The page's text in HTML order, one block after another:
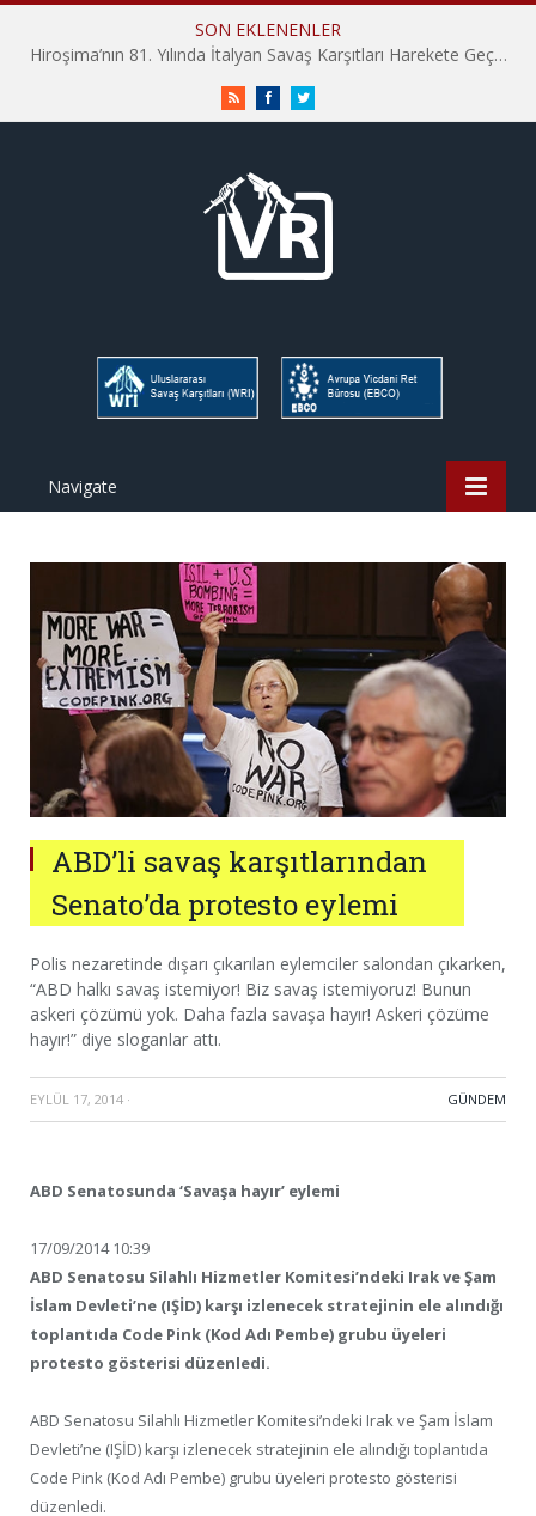
SON EKLENENLER
Hiroşima’nın 81. Yılında İtalyan Savaş Karşıtları Harekete Geçti: “Hatırlamak yeterli değil”
RSS FacebookTwitter
Navigate
ABD’li savaş karşıtlarından
Senato’da protesto eylemi
Polis nezaretinde dışarı çıkarılan eylemciler salondan çıkarken,
“ABD halkı savaş istemiyor! Biz savaş istemiyoruz! Bunun
askeri çözümü yok. Daha fazla savaşa hayır! Askeri çözüme
hayır!” diye sloganlar attı.
EYLÜL 17, 2014 · GÜNDEM
ABD Senatosunda ‘Savaşa hayır’ eylemi
17/09/2014 10:39
ABD Senatosu Silahlı Hizmetler Komitesi’ndeki Irak ve Şam
İslam Devleti’ne (IŞİD) karşı izlenecek stratejinin ele alındığı
toplantıda Code Pink (Kod Adı Pembe) grubu üyeleri
protesto gösterisi düzenledi.
ABD Senatosu Silahlı Hizmetler Komitesi’ndeki Irak ve Şam İslam
Devleti’ne (IŞİD) karşı izlenecek stratejinin ele alındığı toplantıda
Code Pink (Kod Adı Pembe) grubu üyeleri protesto gösterisi
düzenledi.